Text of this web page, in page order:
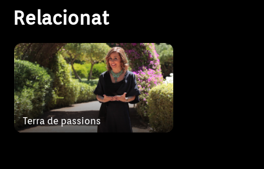
Relacionat
Terra de passions